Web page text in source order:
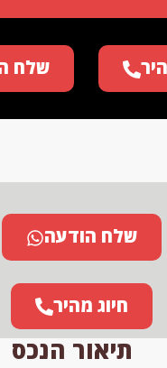
שלח
שלח הודעה
חיוג מהיר
תיאור הנכס